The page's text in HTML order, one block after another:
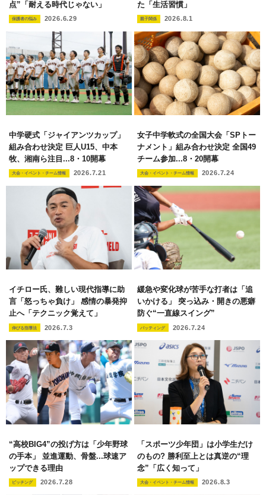
点”「耐える時代じゃない」
保護者の悩み 2026.6.29
た「生活習慣」
親子関係 2026.8.1
中学硬式「ジャイアンツカップ」
組み合わせ決定 巨人U15、中本
牧、湘南ら注目...8・10開幕
大会・イベント・チーム情報 2026.7.21
女子中学軟式の全国大会「SPトー
ナメント」組み合わせ決定 全国49
チーム参加...8・20開幕
大会・イベント・チーム情報 2026.7.24
イチロー氏、難しい現代指導に助
言「怒っちゃ負け」 感情の暴発抑
止へ「テクニック覚えて」
伸びる指導法 2026.7.3
緩急や変化球が苦手な打者は「追
いかける」 突っ込み・開きの悪癖
防ぐ“一直線スイング”
バッティング 2026.7.24
“高校BIG4”の投げ方は「少年野球
の手本」 並進運動、骨盤...球速ア
ップできる理由
ピッチング 2026.7.28
「スポーツ少年団」は小学生だけ
のもの? 勝利至上とは真逆の“理
念”「広く知って」
大会・イベント・チーム情報 2026.8.3